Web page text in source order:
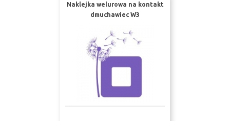
Naklejka welurowa na kontakt
dmuchawiec W3